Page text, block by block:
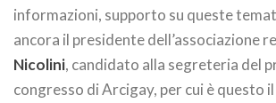
informazioni, supporto su queste
ancora il presidente dell’associazione
Nicolini, candidato alla segreteria del
congresso di Arcigay, per cui è questo